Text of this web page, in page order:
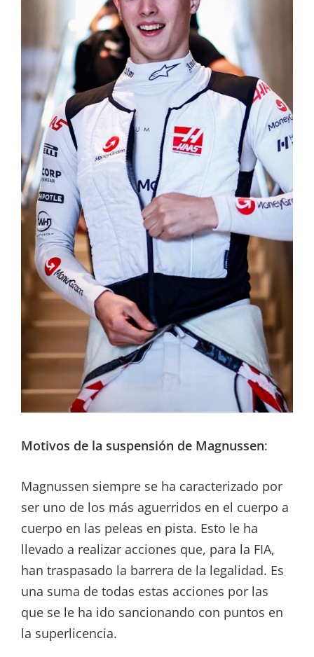
Motivos de la suspensión de Magnussen:
Magnussen siempre se ha caracterizado por
ser uno de los más aguerridos en el cuerpo a
cuerpo en las peleas en pista. Esto le ha
llevado a realizar acciones que, para la FIA,
han traspasado la barrera de la legalidad. Es
una suma de todas estas acciones por las
que se le ha ido sancionando con puntos en
la superlicencia.